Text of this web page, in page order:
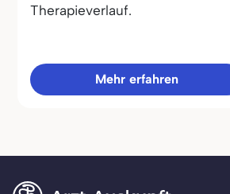
Therapieverlauf.
Mehr erfahren